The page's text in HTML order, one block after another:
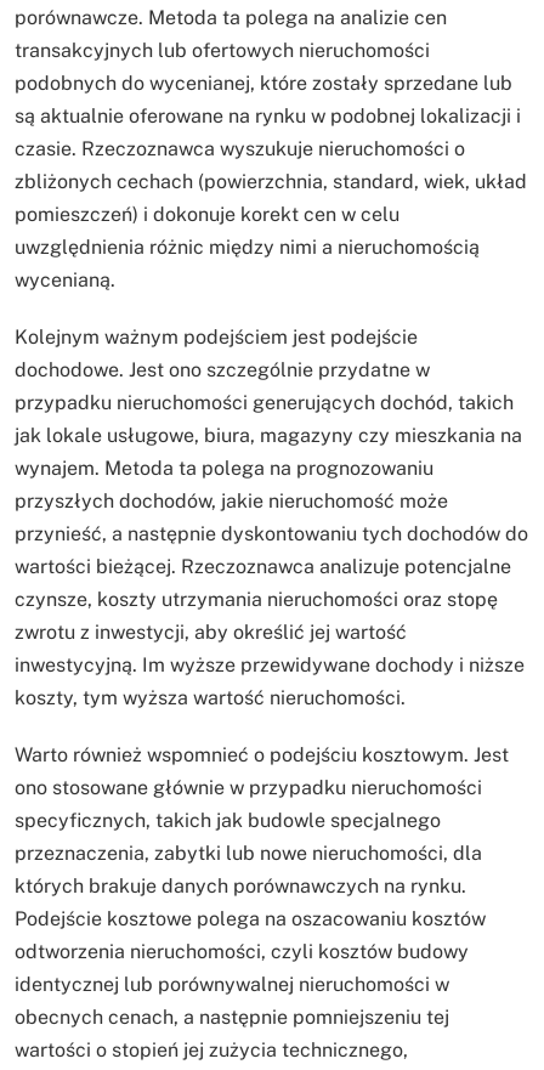
porównawcze. Metoda ta polega na analizie cen
transakcyjnych lub ofertowych nieruchomości
podobnych do wycenianej, które zostały sprzedane lub
są aktualnie oferowane na rynku w podobnej lokalizacji i
czasie. Rzeczoznawca wyszukuje nieruchomości o
zbliżonych cechach (powierzchnia, standard, wiek, układ
pomieszczeń) i dokonuje korekt cen w celu
uwzględnienia różnic między nimi a nieruchomością
wycenianą.
Kolejnym ważnym podejściem jest podejście
dochodowe. Jest ono szczególnie przydatne w
przypadku nieruchomości generujących dochód, takich
jak lokale usługowe, biura, magazyny czy mieszkania na
wynajem. Metoda ta polega na prognozowaniu
przyszłych dochodów, jakie nieruchomość może
przynieść, a następnie dyskontowaniu tych dochodów do
wartości bieżącej. Rzeczoznawca analizuje potencjalne
czynsze, koszty utrzymania nieruchomości oraz stopę
zwrotu z inwestycji, aby określić jej wartość
inwestycyjną. Im wyższe przewidywane dochody i niższe
koszty, tym wyższa wartość nieruchomości.
Warto również wspomnieć o podejściu kosztowym. Jest
ono stosowane głównie w przypadku nieruchomości
specyficznych, takich jak budowle specjalnego
przeznaczenia, zabytki lub nowe nieruchomości, dla
których brakuje danych porównawczych na rynku.
Podejście kosztowe polega na oszacowaniu kosztów
odtworzenia nieruchomości, czyli kosztów budowy
identycznej lub porównywalnej nieruchomości w
obecnych cenach, a następnie pomniejszeniu tej
wartości o stopień jej zużycia technicznego,